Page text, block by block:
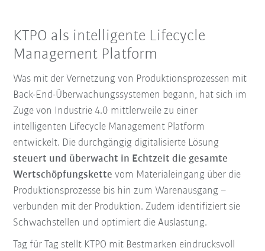
KTPO als intelligente Lifecycle
Management Platform
Was mit der Vernetzung von Produktionsprozessen mit
Back-End-Überwachungssystemen begann, hat sich im
Zuge von Industrie 4.0 mittlerweile zu einer
intelligenten Lifecycle Management Platform
entwickelt. Die durchgängig digitalisierte Lösung
steuert und überwacht in Echtzeit die gesamte
Wertschöpfungskette vom Materialeingang über die
Produktionsprozesse bis hin zum Warenausgang –
verbunden mit der Produktion. Zudem identifiziert sie
Schwachstellen und optimiert die Auslastung.
Tag für Tag stellt KTPO mit Bestmarken eindrucksvoll